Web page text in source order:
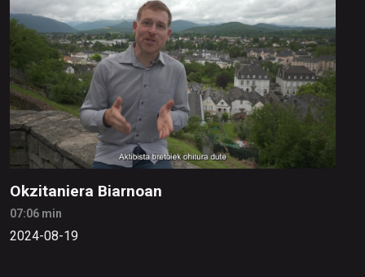
Okzitaniera Biarnoan
07:06 min
2024-08-19